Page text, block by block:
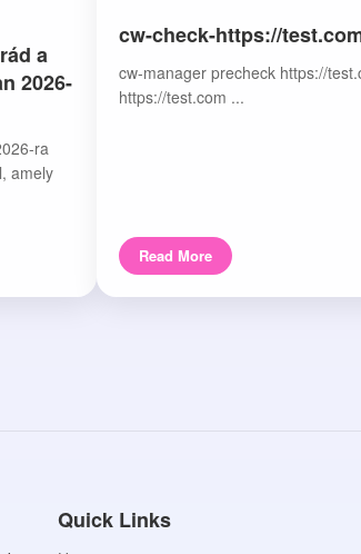
a
2026-
ra
amely
cw-check-https://
cw-manager precheck https://
https://test.com ...
Read More
Quick Links